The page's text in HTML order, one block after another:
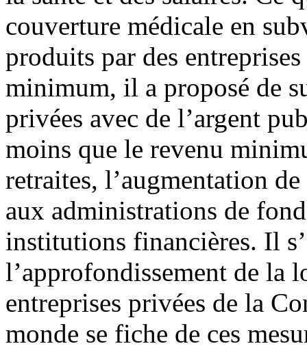
couverture médicale en
produits par des
minimum, il a proposé de
privées avec de l’argent
moins que le revenu
retraites, l’augmentation
aux administrations de
institutions financières. Il
l’approfondissement de la
entreprises privées de la
monde se fiche de ces